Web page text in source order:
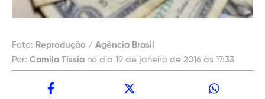
Foto: Reprodução / Agência Brasil
Por: Camila Tíssia no dia 19 de janeiro de 2016 às 17:33